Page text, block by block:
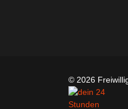
© 2026